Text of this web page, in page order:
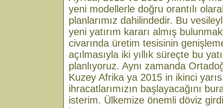
yeni modellerle doğru orantılı
planlarımız dahilindedir. Bu
yeni yatırım kararı almış
civarında üretim tesisinin
açılmasıyla iki yıllık süreçte bu
planlıyoruz. Aynı zamanda
Kuzey Afrika ya 2015 in ikinci
ihracatlarımızın başlayacağını
isterim. Ülkemize önemli döviz